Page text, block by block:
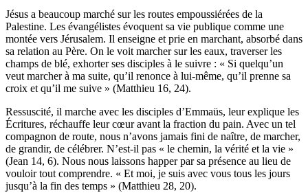
Jésus a beaucoup marché sur les routes empoussiérées de la
Palestine. Les évangélistes évoquent sa vie publique comme une
montée vers Jérusalem. Il enseigne et prie en marchant, absorbé dans
sa relation au Père. On le voit marcher sur les eaux, traverser les
champs de blé, exhorter ses disciples à le suivre : « Si quelqu’un
veut marcher à ma suite, qu’il renonce à lui-même, qu’il prenne sa
croix et qu’il me suive » (Matthieu 16, 24).
Ressuscité, il marche avec les disciples d’Emmaüs, leur explique les
Écritures, réchauffe leur cœur avant la fraction du pain. Avec un tel
compagnon de route, nous n’avons jamais fini de naître, de marcher,
de grandir, de célébrer. N’est-il pas « le chemin, la vérité et la vie »
(Jean 14, 6). Nous nous laissons happer par sa présence au lieu de
vouloir tout comprendre. « Et moi, je suis avec vous tous les jours
jusqu’à la fin des temps » (Matthieu 28, 20).